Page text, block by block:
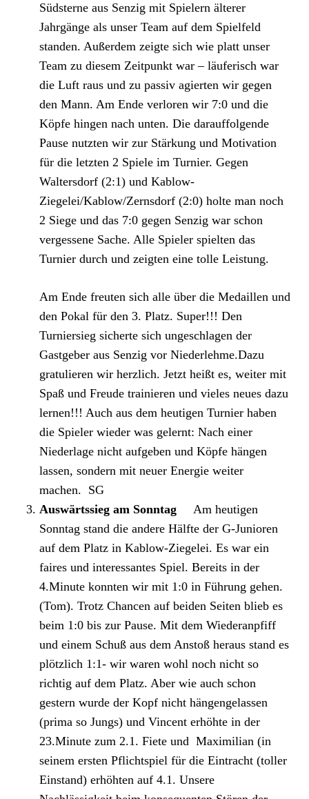
Südsterne aus Senzig mit Spielern älterer
Jahrgänge als unser Team auf dem Spielfeld
standen. Außerdem zeigte sich wie platt unser
Team zu diesem Zeitpunkt war – läuferisch war
die Luft raus und zu passiv agierten wir gegen
den Mann. Am Ende verloren wir 7:0 und die
Köpfe hingen nach unten. Die darauffolgende
Pause nutzten wir zur Stärkung und Motivation
für die letzten 2 Spiele im Turnier. Gegen
Waltersdorf (2:1) und Kablow-
Ziegelei/Kablow/Zernsdorf (2:0) holte man noch
2 Siege und das 7:0 gegen Senzig war schon
vergessene Sache. Alle Spieler spielten das
Turnier durch und zeigten eine tolle Leistung.
Am Ende freuten sich alle über die Medaillen und
den Pokal für den 3. Platz. Super!!! Den
Turniersieg sicherte sich ungeschlagen der
Gastgeber aus Senzig vor Niederlehme.Dazu
gratulieren wir herzlich. Jetzt heißt es, weiter mit
Spaß und Freude trainieren und vieles neues dazu
lernen!!! Auch aus dem heutigen Turnier haben
die Spieler wieder was gelernt: Nach einer
Niederlage nicht aufgeben und Köpfe hängen
lassen, sondern mit neuer Energie weiter
machen. SG
Auswärtssieg am Sonntag
Am heutigen
Sonntag stand die andere Hälfte der G-Junioren
auf dem Platz in Kablow-Ziegelei. Es war ein
faires und interessantes Spiel. Bereits in der
4.Minute konnten wir mit 1:0 in Führung gehen.
(Tom). Trotz Chancen auf beiden Seiten blieb es
beim 1:0 bis zur Pause. Mit dem Wiederanpfiff
und einem Schuß aus dem Anstoß heraus stand es
plötzlich 1:1- wir waren wohl noch nicht so
richtig auf dem Platz. Aber wie auch schon
gestern wurde der Kopf nicht hängengelassen
(prima so Jungs) und Vincent erhöhte in der
23.Minute zum 2.1. Fiete und Maximilian (in
seinem ersten Pflichtspiel für die Eintracht (toller
Einstand) erhöhten auf 4.1. Unsere